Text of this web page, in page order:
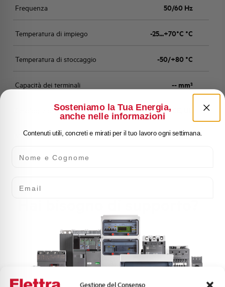
Gestione del Consenso
Frequenza 50/60 Hz
Temperatura di impiego -25...+70°C °C
Temperatura di stoccaggio -50/+80 °C
Capacità dei terminali -- mm²
Omologazioni
Marca AEG
Customer
Care
l nostro team di esperti è pronto ad aiutarti con
Sosteniamo la Tua Energia,
anche nelle informazioni
Contenuti utili, concreti e mirati per il tuo lavoro ogni settimana.